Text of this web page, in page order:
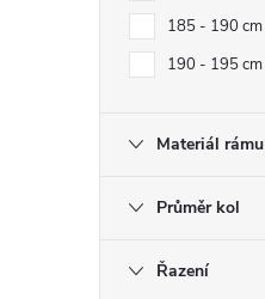
185 - 190 cm
190 - 195 cm
Materiál rámu
Průměr kol
Řazení